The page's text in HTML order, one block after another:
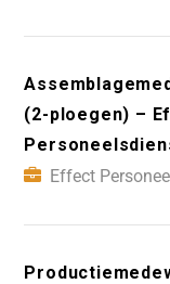
(2-ploegen) –
Effect